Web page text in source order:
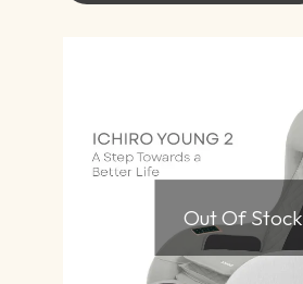
Out Of Stock